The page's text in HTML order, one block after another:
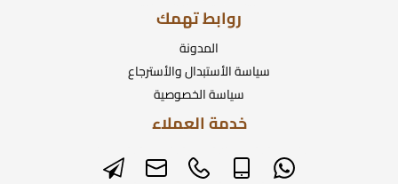
روابط تهمك
المدونة
سياسة الأستبدال والأسترجاع
سياسة الخصوصية
خدمة العملاء